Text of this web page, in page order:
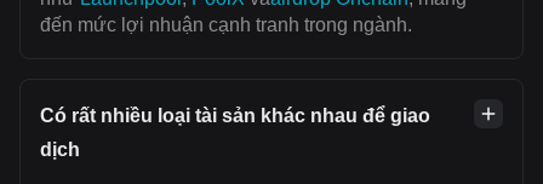
đến mức lợi nhuận cạnh tranh trong ngành.
Có rất nhiều loại tài sản khác nhau để giao
dịch